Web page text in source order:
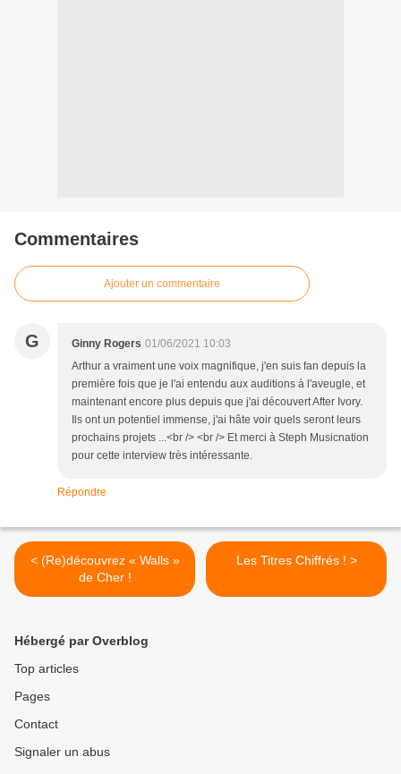
Commentaires
Ajouter un commentaire
G Ginny Rogers 01/06/2021 10:03
Arthur a vraiment une voix magnifique, j'en suis fan depuis la
première fois que je l'ai entendu aux auditions à l'aveugle, et
maintenant encore plus depuis que j'ai découvert After Ivory.
Ils ont un potentiel immense, j'ai hâte voir quels seront leurs
prochains projets ...<br /> <br /> Et merci à Steph Musicnation
pour cette interview très intéressante.
Répondre
< (Re)découvrez « Walls »
de Cher !
Les Titres Chiffrés ! >
Hébergé par Overblog
Top articles
Pages
Contact
Signaler un abus